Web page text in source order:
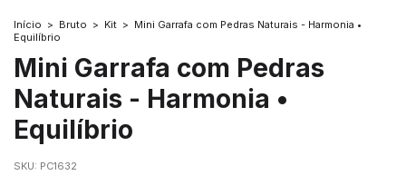
Início > Bruto > Kit > Mini Garrafa com Pedras Naturais - Harmonia •
Equilíbrio
Mini Garrafa com Pedras
Naturais - Harmonia •
Equilíbrio
SKU: PC1632